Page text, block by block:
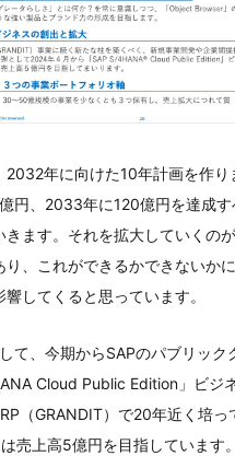
2032年に向けた10年計画を作り
円、2033年に120億円を達成す
きます。それを拡大していくの
り、これができるかできないか
してくると思っています。
て、今期からSAPのパブリック
Cloud Public Edition」ビジ
（GRANDIT）で20年近く培
売上高5億円を目指しています。